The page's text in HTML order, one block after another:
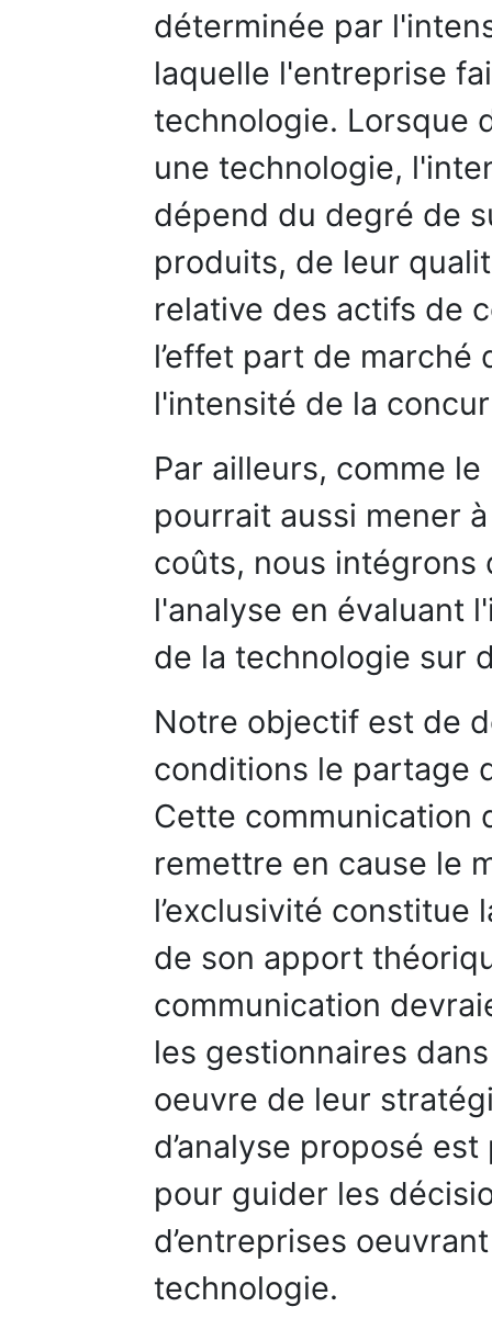
déterminée par
laquelle l'entreprise
technologie. Lorsque
une technologie,
dépend du degré de
produits, de leur
relative des actifs de
l’effet part de
l'intensité de la
Par ailleurs, comme
pourrait aussi mener
coûts, nous intégrons
l'analyse en évaluant
de la technologie sur
Notre objectif est de
conditions le partage
Cette communication
remettre en cause le
l’exclusivité constitue
de son apport
communication
les gestionnaires
oeuvre de leur
d’analyse proposé
pour guider les
d’entreprises
technologie.